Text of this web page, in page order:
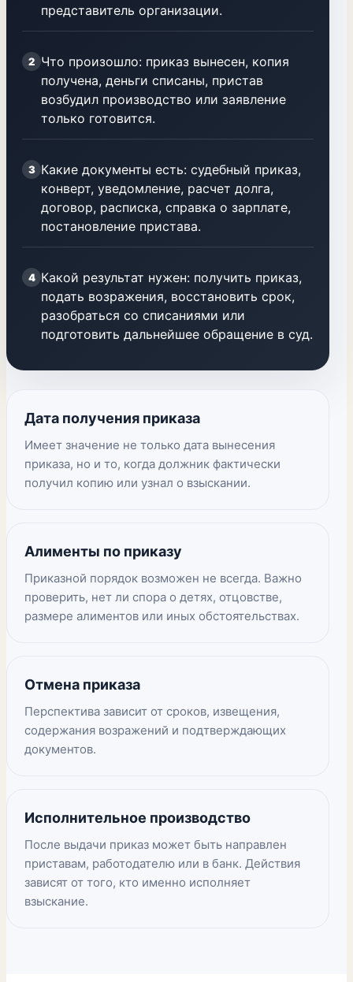
представитель организации.
2 Что произошло: приказ вынесен, копия
получена, деньги списаны, пристав
возбудил производство или заявление
только готовится.
3 Какие документы есть: судебный приказ,
конверт, уведомление, расчет долга,
договор, расписка, справка о зарплате,
постановление пристава.
4 Какой результат нужен: получить приказ,
подать возражения, восстановить срок,
разобраться со списаниями или
подготовить дальнейшее обращение в суд.
Дата получения приказа
Имеет значение не только дата вынесения
приказа, но и то, когда должник фактически
получил копию или узнал о взыскании.
Алименты по приказу
Приказной порядок возможен не всегда. Важно
проверить, нет ли спора о детях, отцовстве,
размере алиментов или иных обстоятельствах.
Отмена приказа
Перспектива зависит от сроков, извещения,
содержания возражений и подтверждающих
документов.
Исполнительное производство
После выдачи приказ может быть направлен
приставам, работодателю или в банк. Действия
зависят от того, кто именно исполняет
взыскание.